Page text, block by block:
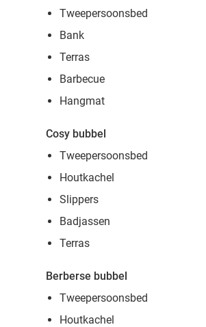
Tweepersoonsbed
Bank
Terras
Barbecue
Hangmat
Cosy bubbel
Tweepersoonsbed
Houtkachel
Slippers
Badjassen
Terras
Berberse bubbel
Tweepersoonsbed
Houtkachel